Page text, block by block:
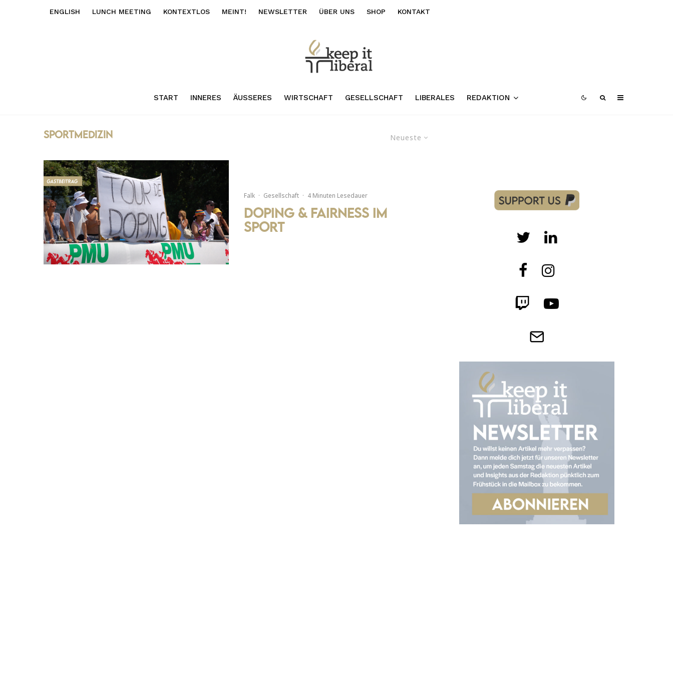
ENGLISH LUNCH MEETING KONTEXTLOS MEINT! NEWSLETTER ÜBER UNS SHOP KONTAKT
START INNERES ÄUSSERES WIRTSCHAFT GESELLSCHAFT LIBERALES REDAKTION
Neueste
sportmedizin
Falk · Gesellschaft · 4 Minuten Lesedauer
Doping & Fairness im
Sport